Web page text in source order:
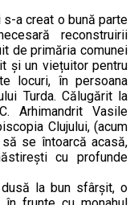
a creat o bună parte
reconstruirii
de primăria comunei
și un viețuitor pentru
locuri, în persoana
Turda. Călugărit la
Arhimandrit Vasile
Clujului, (acum
se întoarcă acasă,
cu profunde
la bun sfârșit, o